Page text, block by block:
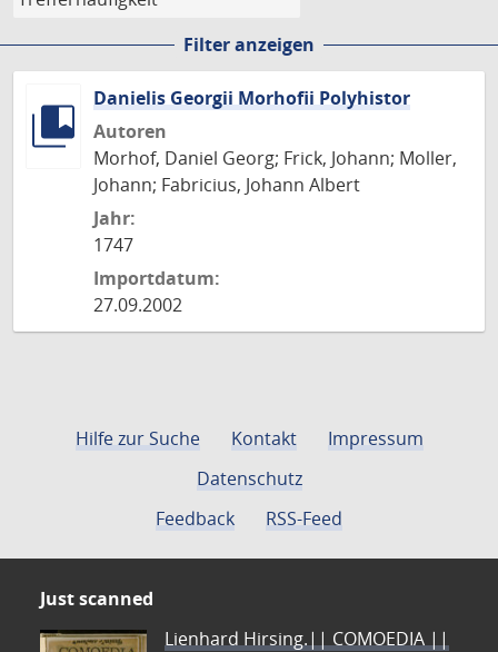
Filter anzeigen
Danielis Georgii Morhofii Polyhistor
Autoren
Morhof, Daniel Georg; Frick, Johann; Moller,
Johann; Fabricius, Johann Albert
Jahr:
1747
Importdatum:
27.09.2002
Hilfe zur Suche Kontakt
Impressum
Datenschutz
Feedback
RSS-Feed
Just scanned
Lienhard Hirsing.|| COMOEDIA ||